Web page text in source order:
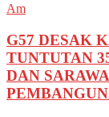
Am
G57 DESAK
TUNTUTAN
DAN